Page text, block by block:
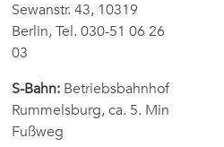
Sewanstr. 43, 10319
Berlin, Tel. 030-51 06 26
03
S-Bahn: Betriebsbahnhof
Rummelsburg, ca. 5. Min
Fußweg